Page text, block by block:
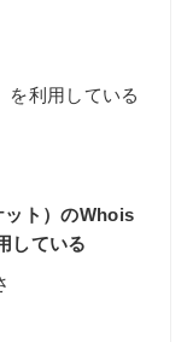
を利用している
ット）のWhois
している